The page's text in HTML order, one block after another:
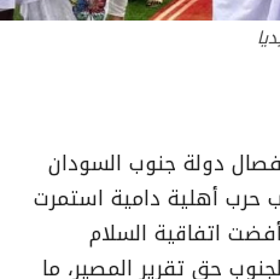
دولة جنوب السودان
حرب أهلية دامية استمرت
اتفاقية السلام
حق تقرير المصير، ما